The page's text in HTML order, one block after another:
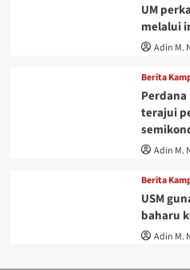
UM
melalui
Adin M.
Berita
Perdana
terajui
Adin M.
Berita
USM
baharu
Adin M.